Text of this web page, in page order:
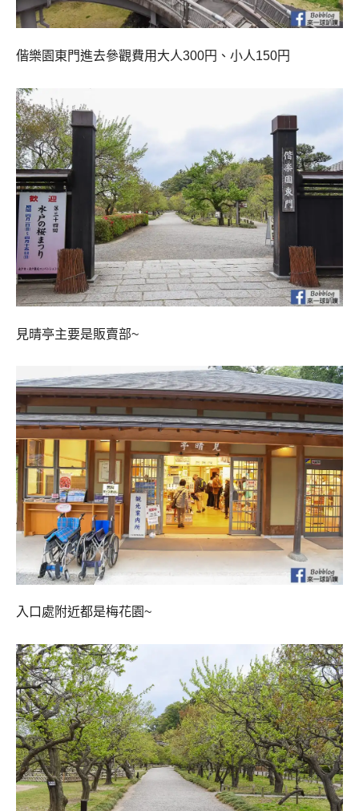
偕樂園東門進去參觀費用大人300円、小人150円
見晴亭主要是販賣部~
入口處附近都是梅花園~